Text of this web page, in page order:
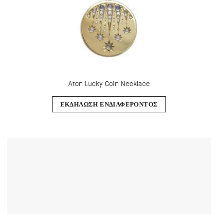
Aton Lucky Coin Necklace
ΕΚΔΗΛΩΣΗ ΕΝΔΙΑΦΕΡΟΝΤΟΣ